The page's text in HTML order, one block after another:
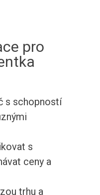
pro
s schopností
s
ceny a
trhu a